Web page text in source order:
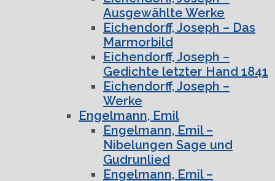
Ausgewählte Werke
Eichendorff, Joseph – Das
Marmorbild
Eichendorff, Joseph –
Gedichte letzter Hand 1841
Eichendorff, Joseph –
Werke
Engelmann, Emil
Engelmann, Emil –
Nibelungen Sage und
Gudrunlied
Engelmann, Emil –